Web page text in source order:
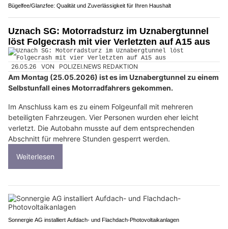
Bügelfee/Glanzfee: Qualität und Zuverlässigkeit für Ihren Haushalt
Uznach SG: Motorradsturz im Uznabergtunnel
löst Folgecrash mit vier Verletzten auf A15 aus
26.05.26 VON POLIZEI.NEWS REDAKTION
Am Montag (25.05.2026) ist es im Uznabergtunnel zu einem
Selbstunfall eines Motorradfahrers gekommen.
Im Anschluss kam es zu einem Folgeunfall mit mehreren
beteiligten Fahrzeugen. Vier Personen wurden eher leicht
verletzt. Die Autobahn musste auf dem entsprechenden
Abschnitt für mehrere Stunden gesperrt werden.
Weiterlesen
Sonnergie AG installiert Aufdach- und Flachdach-Photovoltaikanlagen